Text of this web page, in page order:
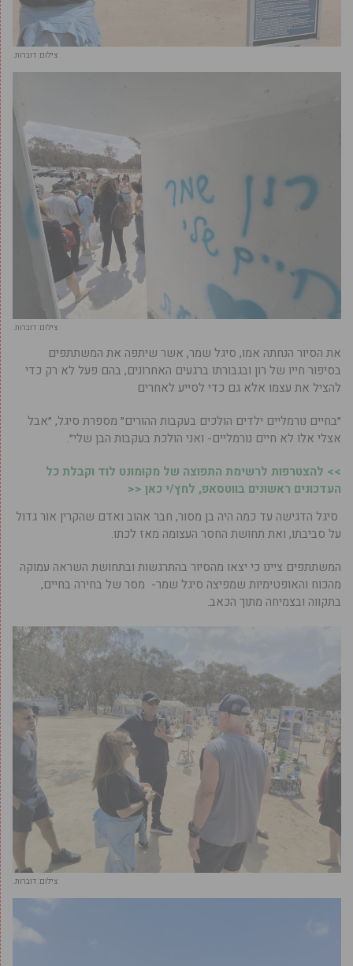
צילום: דוברות.
צילום: דוברות.
את הסיור הנחתה אמו, סיגל שמר, אשר שיתפה את המשתתפים
בסיפור חייו של רון ובגבורתו ברגעים האחרונים, בהם פעל לא רק כדי
להציל את עצמו אלא גם כדי לסייע לאחרים
״בחיים נורמליים ילדים הולכים בעקבות ההורים״ מספרת סיגל, ״אבל
אצלי אלו לא חיים נורמליים- ואני הולכת בעקבות הבן שלי״.
>> להצטרפות לרשימת התפוצה של מקומונט לוד וקבלת כל
העדכונים ראשונים בווטסאפ, לחץ/י כאן <<
סיגל הדגישה עד כמה היה בן מסור, חבר אהוב ואדם שהקרין אור גדול
על סביבתו, ואת תחושת החסר העצומה מאז לכתו.
המשתתפים ציינו כי יצאו מהסיור בהתרגשות ובתחושת השראה עמוקה
מהכוח והאופטימיות שמפיצה סיגל שמר- מסר של בחירה בחיים,
בתקווה ובצמיחה מתוך הכאב.
צילום: דוברות.